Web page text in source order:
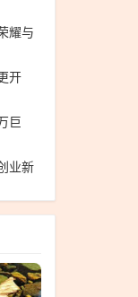
耀与
开
巨
业新